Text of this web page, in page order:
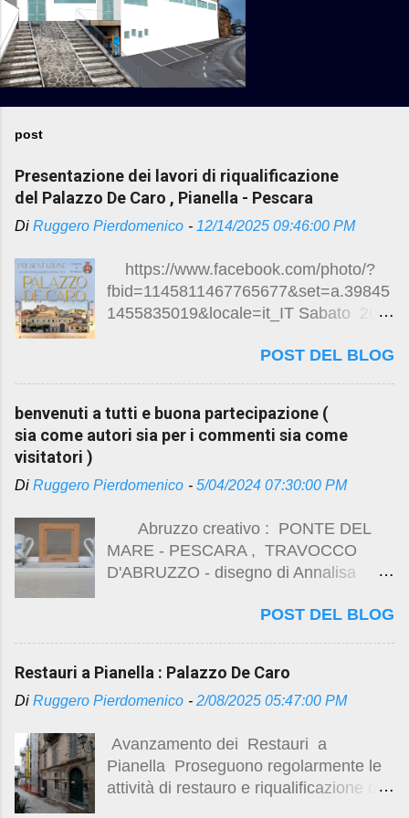
post
Presentazione dei lavori di riqualificazione
del Palazzo De Caro , Pianella - Pescara
Di Ruggero Pierdomenico - 12/14/2025 09:46:00 PM
https://www.facebook.com/photo/?
fbid=1145811467765677&set=a.39845
1455835019&locale=it_IT Sabato 20
Presentazione dei lavori di
Mostra fotografica “Ritorno alla Luce “
Esposizione targhe storiche Brindisi di
Lavori di completamento al palazzo De
di Palazzo De Caro :
https://studio.ruggeropierdomenicodott
magistralearchitettura.design/2024/12/r
https://studio.ruggeropierdomenicodott
magistralearchitettura.design/2025/02/r
estauri-pianella-palazzo-de-caro.html
magistralearchitettura.design/2025/03/r
2025.html
https://studio.ruggeropierdomenicodott
magistralearchitettura.design/2025/04/il
POST DEL BLOG
benvenuti a tutti e buona partecipazione (
sia come autori sia per i commenti sia come
visitatori )
Di Ruggero Pierdomenico - 5/04/2024 07:30:00 PM
Abruzzo creativo : PONTE DEL
MARE - PESCARA , TRAVOCCO
D'ABRUZZO - disegno di Annalisa
di Ruggero Pierdomenico )POST DEL BLOG
Restauri a Pianella : Palazzo De Caro
Di Ruggero Pierdomenico - 2/08/2025 05:47:00 PM
Avanzamento dei Restauri a
Pianella Proseguono regolarmente le
attività di restauro e riqualificazione del